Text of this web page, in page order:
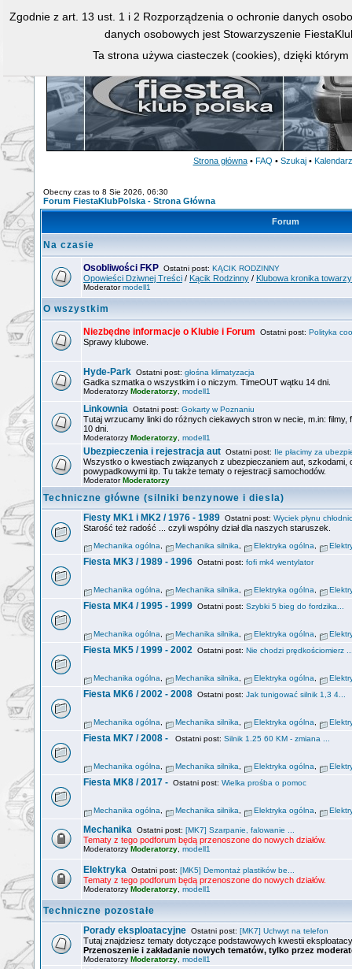
Strona główna • FAQ • Szukaj • Kalendarz
Obecny czas to 8 Sie 2026, 06:30
Forum FiestaKlubPolska - Strona Główna
Forum
Na czasie
Osobliwości FKP Ostatni post: KĄCIK RODZINNY
Opowieści Dziwnej Treści / Kącik Rodzinny / Klubowa kronika
Moderatormodell1
O wszystkim
Niezbędne informacje o Klubie i Forum Ostatni post: Polityka
Sprawy klubowe.
Hyde-Park Ostatni post: głośna klimatyzacja
Gadka szmatka o wszystkim i o niczym. TimeOUT wątku 14 dni.
Moderatorzy Moderatorzy modell1
Linkownia Ostatni post: Gokarty w Poznaniu
Tutaj wrzucamy linki do różnych ciekawych stron w necie, m.in: filmy,
10 dni.
Moderatorzy Moderatorzy modell1
Ubezpieczenia i rejestracja aut Ostatni post: Ile płacimy za
Wszystko o kwestiach związanych z ubezpieczaniem aut, szkodami,
powypadkowymi itp. Tu także tematy o rejestracji samochodów.
ModeratorModeratorzy
Techniczne główne (silniki benzynowe i diesla)
Fiesty MK1 i MK2 / 1976 - 1989 Ostatni post: Wyciek płynu
Starość też radość ... czyli wspólny dział dla naszych staruszek.
Mechanika ogólna Mechanika silnika Elektryka ogólna
Fiesta MK3 / 1989 - 1996 Ostatni post: fofi mk4 wentylator
Mechanika ogólna Mechanika silnika Elektryka ogólna
Fiesta MK4 / 1995 - 1999 Ostatni post: Szybki 5 bieg do fordzika...
Mechanika ogólna Mechanika silnika Elektryka ogólna
Fiesta MK5 / 1999 - 2002 Ostatni post: Nie chodzi prędkościomierz
Mechanika ogólna Mechanika silnika Elektryka ogólna
Fiesta MK6 / 2002 - 2008 Ostatni post: Jak tunigować silnik 1,3 4...
Mechanika ogólna Mechanika silnika Elektryka ogólna
Fiesta MK7 / 2008 - Ostatni post: Silnik 1.25 60 KM - zmiana ...
Mechanika ogólna Mechanika silnika Elektryka ogólna
Fiesta MK8 / 2017 - Ostatni post: Wielka prośba o pomoc
Mechanika ogólna Mechanika silnika Elektryka ogólna
Mechanika Ostatni post: [MK7] Szarpanie, falowanie ...
Tematy z tego podforum będą przenoszone do nowych działów.
Moderatorzy Moderatorzy modell1
Elektryka Ostatni post: [MK5] Demontaż plastików be...
Tematy z tego podforum będą przenoszone do nowych działów.
Moderatorzy Moderatorzy modell1
Techniczne pozostałe
Porady eksploatacyjne Ostatni post: [MK7] Uchwyt na telefon
Tutaj znajdziesz tematy dotyczące podstawowych kwestii
Przenoszenie i zakładanie nowych tematów, tylko przez
Moderatorzy Moderatorzy modell1
Zgodnie z art. 13 ust. 1 i 2 Rozporządzenia o ochronie danych
danych osobowych jest Stowarzyszenie
Ta strona używa ciasteczek (cookies), dzięki